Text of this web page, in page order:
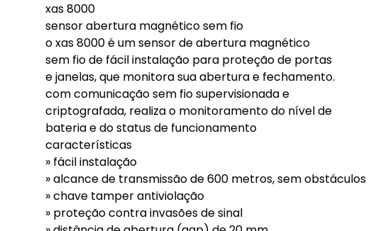
xas 8000
sensor abertura magnético sem fio
o xas 8000 é um sensor de abertura magnético
sem fio de fácil instalação para proteção de portas
e janelas, que monitora sua abertura e fechamento.
com comunicação sem fio supervisionada e
criptografada, realiza o monitoramento do nível de
bateria e do status de funcionamento
características
» fácil instalação
» alcance de transmissão de 600 metros, sem obstáculos
» chave tamper antiviolação
» proteção contra invasões de sinal